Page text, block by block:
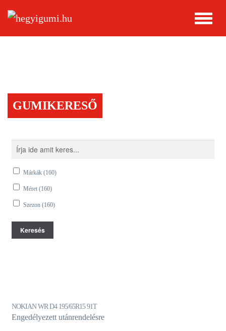
GUMIKERESŐ
NOKIAN WR D4 195/65R15 91T
Engedélyezett utánrendelésre
Márkák (160)
Méret (160)
Szezon (160)
Keresés